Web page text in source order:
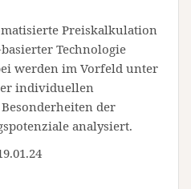
Preiskalkulation
Technologie
werden im Vorfeld unter
individuellen
der
analysiert.